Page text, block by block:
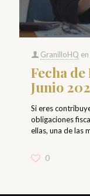
GranilloHQ en
Fecha
Junio
Si eres
obligaciones
ellas, una de las
0